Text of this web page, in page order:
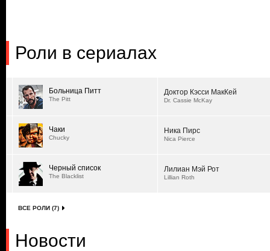
Роли в сериалах
Больница Питт
The Pitt
Доктор Кэсси МакКей
Dr. Cassie McKay
Чаки
Chucky
Ника Пирс
Nica Pierce
Черный список
The Blacklist
Лилиан Мэй Рот
Lillian Roth
ВСЕ РОЛИ (7)
Новости